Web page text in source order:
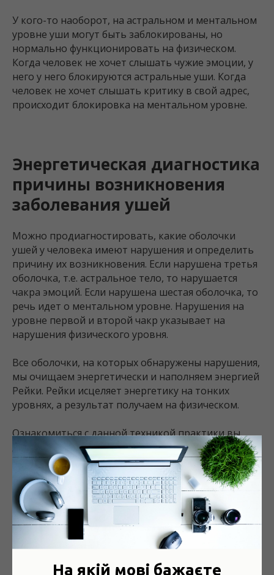
У кого-то наоборот, на астральном и ментальном
уровне уши могут быть заблокированы, но
нормально функционировать на физическом.
Когда человек не хочет слышать чужие эмоции, у
него у него блокируются астральные уши. Когда
человек не хочет слышать критику в свой адрес,
происходит блокировка на ментальном уровне.
Энергетическая диагностика
причины возникновения
заболевания ушей
Можно продиагностировать, какие оболочки
ушей у человека имеют нарушения и определить
причину их возникновения. Если нарушена третья
оболочка, т.е. астральное тело, то нарушается
чакра эмоций. Если нарушена шестая оболочка, то
речь идет о ментальном уровне. Нарушения на
уровне первой и второй чакр указывает на
нарушения физического уровня.
Все оболочки, на которых обнаружены нарушения,
мы очищаем энергетически и наполняем энергией
Рейки. Рейки исцеляет энергетику на тонких
уровнях, а результат получаем на физическом.
Ознакомиться с данной техникой практики вы
сможете и научиться применять на практике,
кликнув на видео. Вы получаете прекрасную
возможность совершенно бесплатно улучшить
состояние вашего здоровья. Вы можете
поделиться вашими результатами с Гранд
Мастером Рейки Харпритом Сингх Хира и
получить от него обратную связь относительно
вашей техники и дальнейшего пути гармонизации
На якій мові бажаєте